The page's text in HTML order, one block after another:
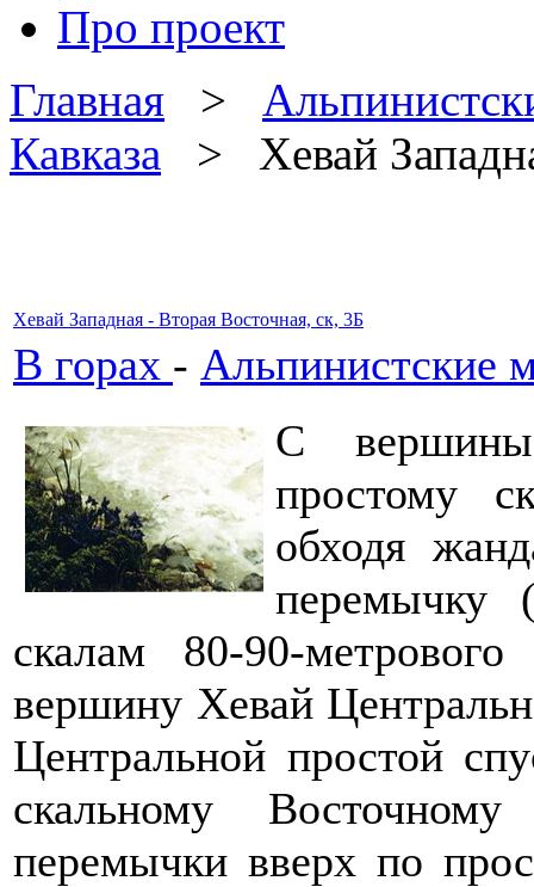
Про проект
Главная >
Кавказа > Хевай
Хевай Западная - Вторая Восточная, ск, 3Б
В горах - Альпинистские
С
простому
обходя
перемычку
скалам 80-90-
вершину Хевай
Центральной простой
скальному
перемычки вверх по